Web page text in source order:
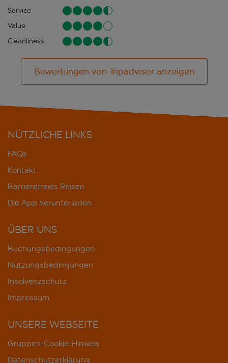
Service
Value
Cleanliness
Bewertungen von Tripadvisor anzeigen
NÜTZLICHE LINKS
FAQs
Kontakt
Barrierefreies Reisen
Die App herunterladen
ÜBER UNS
Buchungsbedingungen
Nutzungsbedingungen
Insolvenzschutz
Impressum
UNSERE WEBSEITE
Gruppen-Cookie-Hinweis
Datenschutzerklärung